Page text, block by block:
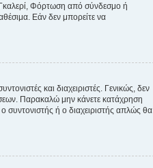
Φόρτωση από σύνδεσμο ή
Εάν δεν μπορείτε να
και διαχειριστές. Γενικώς, δεν
Παρακαλώ μην κάνετε κατάχρηση
συντονιστής ή ο διαχειριστής απλώς θα